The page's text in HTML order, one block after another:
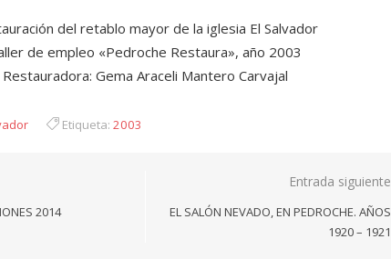
del retablo mayor de la iglesia El Salvador
de empleo «Pedroche Restaura», año 2003
Restauradora: Gema Araceli Mantero Carvajal
Etiqueta: 2003
2014
Entrada siguiente
EL SALÓN NEVADO, EN PEDROCHE. AÑOS
1920 – 1921